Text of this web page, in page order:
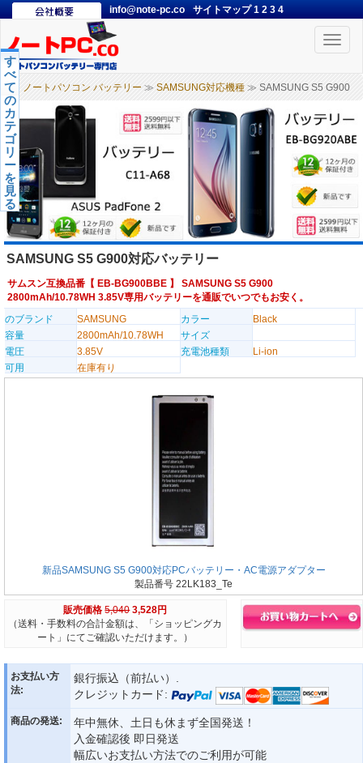
info@note-pc.co サイトマップ1 2 3 4
Toggle
ノートパソコン バッテリー ≫ SAMSUNG対応機種 ≫ SAMSUNG S5 G900
す
べ
て
の
カ
テ
ゴ
リ
ー
を
見
る
SAMSUNG S5 G900対応バッテリー
サムスン互換品番【 EB-BG900BBE 】 SAMSUNG S5 G900
2800mAh/10.78WH 3.85V専用バッテリーを通販でいつでもお安く。
のブランド
SAMSUNG カラー
Black
容量
2800mAh/10.78WH
サイズ
電圧
3.85V 充電池種類
Li-ion
可用
在庫有り
新品SAMSUNG S5 G900対応PCバッテリー・AC電源アダプター
製品番号 22LK183_Te
販売価格 5,040 3,528円
（送料・手数料の合計金額は、「ショッピングカ
ート」にてご確認いただけます。）
お支払い方
法:
銀行振込（前払い）.
クレジットカード:
商品の発送:
年中無休、土日も休まず全国発送！
入金確認後 即日発送
幅広いお支払い方法でのご利用が可能